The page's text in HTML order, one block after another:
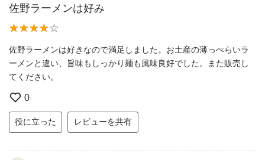
佐野ラーメンは好み
佐野ラーメンは好きなので満足しました。お土産の薄っぺらいラ
ーメンと違い、旨味もしっかり麺も風味良好でした。また販売し
てください。
0
役に立った レビューを共有